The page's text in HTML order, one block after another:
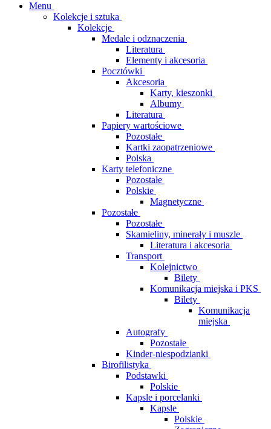
Menu
Kolekcje i sztuka
Kolekcje
Medale i odznaczenia
Literatura
Elementy i akcesoria
Pocztówki
Akcesoria
Karty, kieszonki
Albumy
Literatura
Papiery wartościowe
Pozostałe
Kartki zaopatrzeniowe
Polska
Karty telefoniczne
Pozostałe
Polskie
Magnetyczne
Pozostałe
Pozostałe
Skamieliny, minerały i muszle
Literatura i akcesoria
Transport
Kolejnictwo
Bilety
Komunikacja miejska i PKS
Bilety
Komunikacja
miejska
Autografy
Pozostałe
Kinder-niespodzianki
Birofilistyka
Podstawki
Polskie
Kapsle i porcelanki
Kapsle
Polskie